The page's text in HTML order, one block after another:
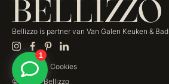
Bellizzo is partner van Van Galen Keuken & Bad
Privacy
Cookies
© 2026 - Bellizzo